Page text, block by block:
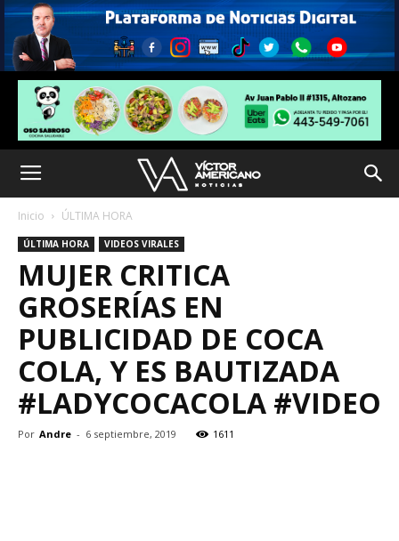
Inicio ÚLTIMA HORA
ÚLTIMA HORA VIDEOS VIRALES
MUJER CRITICA
GROSERÍAS EN
PUBLICIDAD DE COCA
COLA, Y ES BAUTIZADA
#LADYCOCACOLA #VIDEO
Por Andre - 6 septiembre, 2019 1611